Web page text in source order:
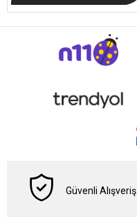
Güvenli Alışveriş